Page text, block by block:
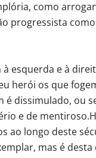
como
progressista
esquerda e à
herói os que
dissimulado, ou
e de
ao longo deste
mas é